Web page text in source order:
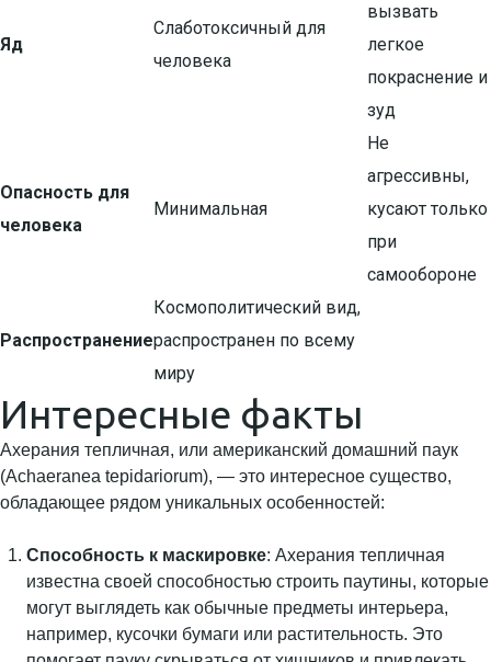
Яд
Слаботоксичный для
человека
вызвать
легкое
покраснение и
зуд
Опасность для
человека
Минимальная
Не
агрессивны,
кусают только
при
самообороне
Распространение
Космополитический вид,
распространен по всему
миру
Интересные факты
Ахерания тепличная, или американский домашний паук
(Achaeranea tepidariorum), — это интересное существо,
обладающее рядом уникальных особенностей:
Способность к маскировке: Ахерания тепличная
известна своей способностью строить паутины, которые
могут выглядеть как обычные предметы интерьера,
например, кусочки бумаги или растительность. Это